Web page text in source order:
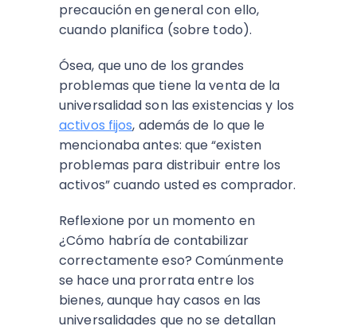
precaución en general con ello,
cuando planifica (sobre todo).
Ósea, que uno de los grandes
problemas que tiene la venta de la
universalidad son las existencias y los
activos fijos, además de lo que le
mencionaba antes: que “existen
problemas para distribuir entre los
activos” cuando usted es comprador.
Reflexione por un momento en
¿Cómo habría de contabilizar
correctamente eso? Comúnmente
se hace una prorrata entre los
bienes, aunque hay casos en las
universalidades que no se detallan